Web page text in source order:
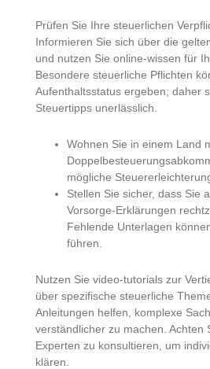
Prüfen Sie Ihre steuerlichen
Informieren Sie sich über die
und nutzen Sie online-wissen für
Besondere steuerliche Pflichten
Aufenthaltsstatus ergeben; daher
Steuertipps unerlässlich.
Wohnen Sie in einem Land
mögliche
Stellen Sie sicher, dass Sie
Vorsorge-Erklärungen
Fehlende Unterlagen
führen.
Nutzen Sie video-tutorials zur
über spezifische steuerliche
Anleitungen helfen, komplexe
verständlicher zu machen. Achten
Experten zu konsultieren, um
klären.